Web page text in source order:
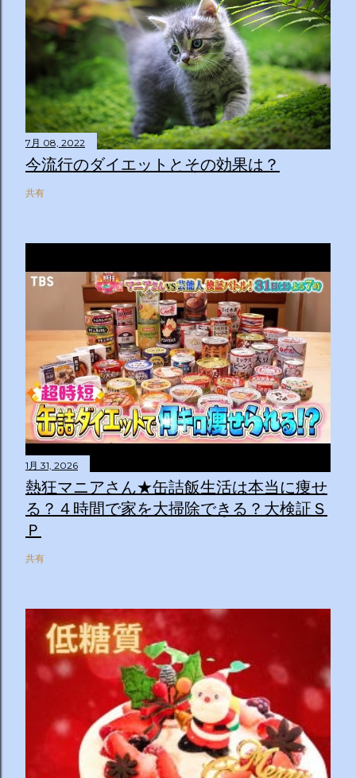
7月 08, 2022
今流行のダイエットとその効果は？
共有
1月 31, 2026
熱狂マニアさん★缶詰飯生活は本当に痩せ
る？４時間で家を大掃除できる？大検証Ｓ
Ｐ
共有